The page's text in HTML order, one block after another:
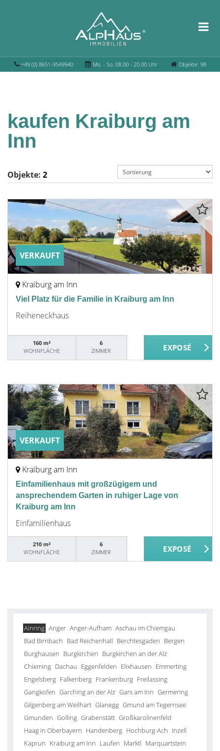
+49 (0) 8651-9549940 Mo. - So. 08.00 - 20.00 Uhr Objekte: 98
kaufen Kraiburg am
Inn
Objekte: 2
VERKAUFT
Kraiburg am Inn
Viel Platz für die Familie in Kraiburg am Inn
Reiheneckhaus
160 m²
WOHNFLÄCHE
6
ZIMMER
VERKAUFT
Kraiburg am Inn
Einfamilienhaus mit großzügigem und
ansprechendem Garten in ruhiger Lage von
Kraiburg am Inn
Einfamilienhaus
210 m²
WOHNFLÄCHE
6
ZIMMER
Ainring Anger Anger-Aufham Aschau im Chiemgau
Bad Birnbach Bad Reichenhall Berchtesgaden Bergen
Burghausen Burgkirchen Burgkirchen an der Alz
Chieming Dachau Eggenfelden Elixhausen Emmerting
Engelsberg Falkenberg Frankenburg Freilassing
Gangkofen Garching an der Alz Gars am Inn Germering
Gilgenberg am Weilhart Glanegg Gmund am Tegernsee
Gmunden Golling Grabenstätt Großkarolinenfeld
Haag in Oberbayern Handenberg Hochburg-Ach Inzell
Kaprun Kraiburg am Inn Laufen Marktl Marquartstein